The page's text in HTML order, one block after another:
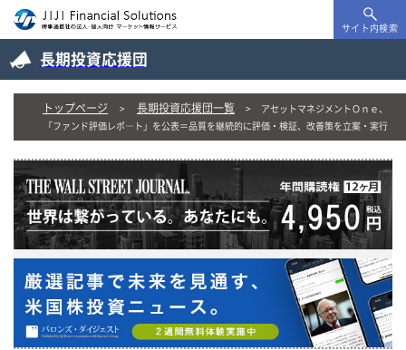
サイト内検索
長期投資応援団
トップページ 長期投資応援団一覧
アセットマネジメントＯｎｅ、
「ファンド評価レポ―ト」を公表＝品質を継続的に評価・検証、改善策を立案・実行